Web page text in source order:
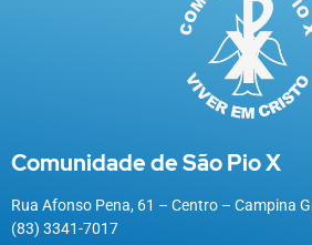
Comunidade de São Pio X
Rua Afonso Pena, 61 – Centro – Campina
(83) 3341-7017